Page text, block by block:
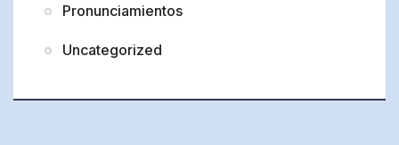
Pronunciamientos
Uncategorized